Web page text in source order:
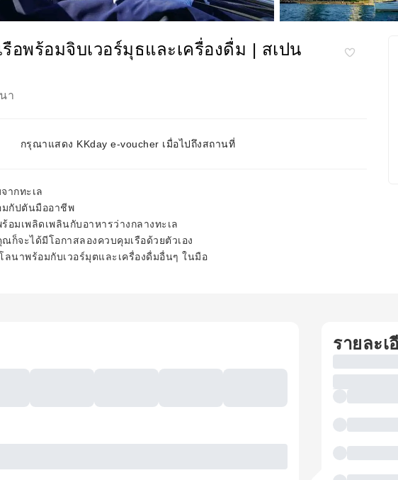
อพร้อมจิบเวอร์มุธและเครื่องดื่ม | สเปน
า
กรุณาแสดง KKday e-voucher เมื่อไปถึงสถานที่
ากทะเล
มกัปตันมืออาชีพ
มเพลิดเพลินกับอาหารว่างกลางทะเล
ก็จะได้มีโอกาสลองควบคุมเรือด้วยตัวเอง
ลนาพร้อมกับเวอร์มุตและเครื่องดื่มอื่นๆ ในมือ
รายละเ